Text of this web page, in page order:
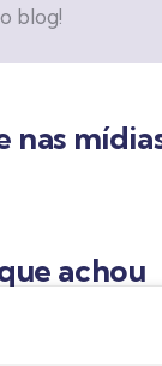
blog!
nas
achou